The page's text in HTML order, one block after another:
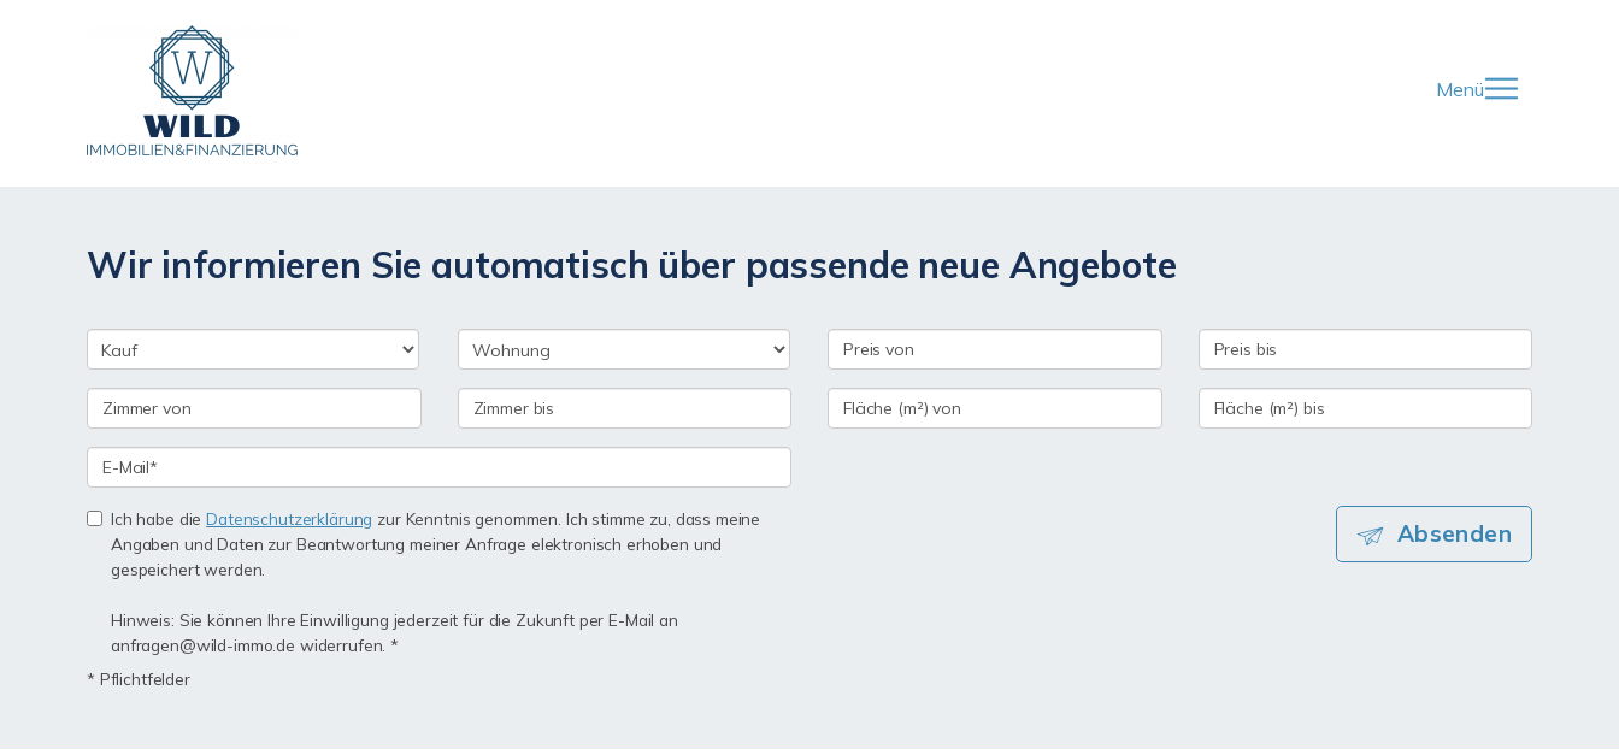
Menü
Wir informieren Sie automatisch über passende neue Angebote
Ich habe dieDatenschutzerklärung zur Kenntnis genommen. Ich stimme zu, dass meine
Angaben und Daten zur Beantwortung meiner Anfrage elektronisch erhoben und
gespeichert werden.
Hinweis: Sie können Ihre Einwilligung jederzeit für die Zukunft per E-Mail an
anfragen@wild-immo.de widerrufen. *
* Pflichtfelder
Absenden